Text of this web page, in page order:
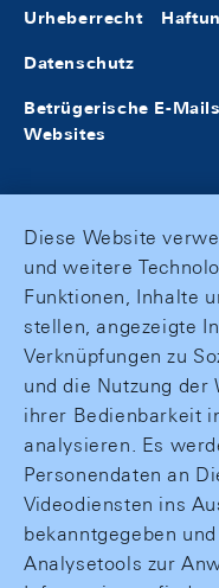
Urheberrecht
Datenschutz
Betrügerische E-
Websites
Diese Website
und weitere
Funktionen, Inhalte
stellen, angezeigte
Verknüpfungen zu
und die Nutzung der
ihrer Bedienbarkeit
analysieren. Es
Personendaten an
Videodiensten ins
bekanntgegeben
Analysetools zur